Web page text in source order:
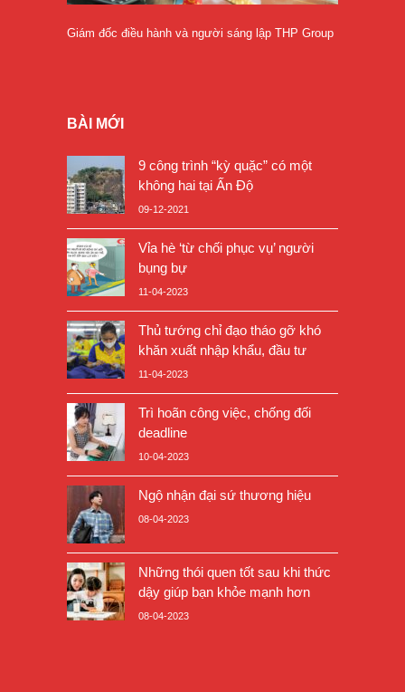
Giám đốc điều hành và người sáng lập THP Group
BÀI MỚI
9 công trình “kỳ quặc” có một
không hai tại Ấn Độ
09-12-2021
Vỉa hè ‘từ chối phục vụ’ người
bụng bự
11-04-2023
Thủ tướng chỉ đạo tháo gỡ khó
khăn xuất nhập khẩu, đầu tư
11-04-2023
Trì hoãn công việc, chống đối
deadline
10-04-2023
Ngộ nhận đại sứ thương hiệu
08-04-2023
Những thói quen tốt sau khi thức
dậy giúp bạn khỏe mạnh hơn
08-04-2023